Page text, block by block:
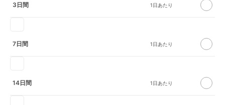
3日間
7日間
14日間